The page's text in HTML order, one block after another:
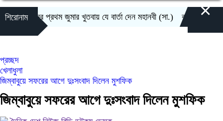
শিরোনাম
ইসলামের প্রথম জুমার খুতবায় যে বার্তা দেন মহানবী (সা.) কাউকে জীবনসঙ্গী
×
প্রচ্ছদ
খেলাধুলা
জিম্বাবুয়ে সফরের আগে দুঃসংবাদ দিলেন মুশফিক
জিম্বাবুয়ে সফরের আগে দুঃসংবাদ দিলেন মুশফিক